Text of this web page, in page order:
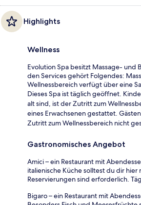
Highlights
Wellness
Evolution Spa besitzt Massage- und
den Services gehört Folgendes:
Wellnessbereich verfügt über eine
Dieses Spa ist täglich geöffnet.
alt sind, ist der Zutritt zum
eines Erwachsenen gestattet.
Zutritt zum Wellnessbereich nicht
Gastronomisches Angebot
Amici – ein Restaurant mit
italienische Küche solltest du dir hier
Reservierungen sind erforderlich.
Bigaro – ein Restaurant mit